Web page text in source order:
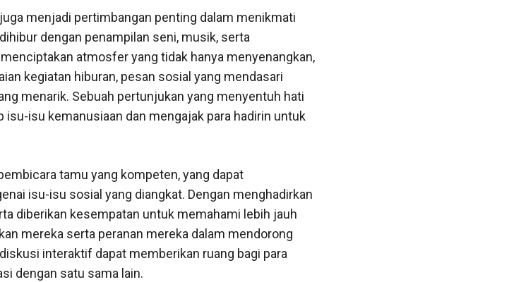
menjadi pertimbangan penting dalam menikmati
dengan penampilan seni, musik, serta
atmosfer yang tidak hanya menyenangkan,
kegiatan hiburan, pesan sosial yang mendasari
menarik. Sebuah pertunjukan yang menyentuh hati
isu-isu kemanusiaan dan mengajak para hadirin untuk
tamu yang kompeten, yang dapat
isu-isu sosial yang diangkat. Dengan menghadirkan
diberikan kesempatan untuk memahami lebih jauh
mereka serta peranan mereka dalam mendorong
interaktif dapat memberikan ruang bagi para
dengan satu sama lain.